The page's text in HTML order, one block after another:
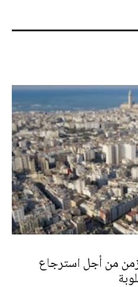
من أجل استرجاع